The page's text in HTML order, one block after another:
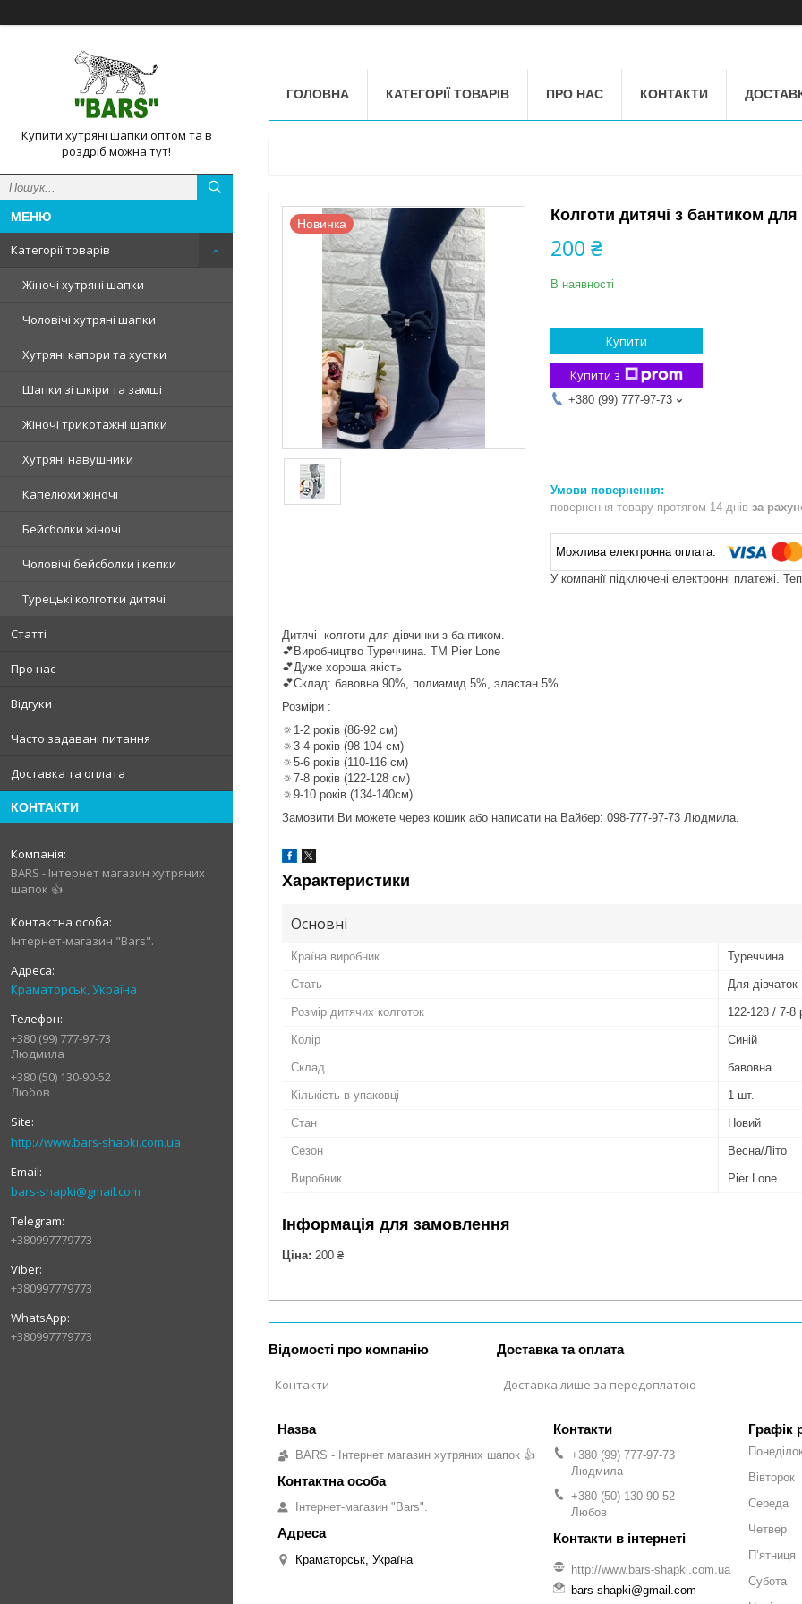
Купити хутряні шапки оптом та в
роздріб можна тут!
Категорії товарів
Жіночі хутряні шапки
Чоловічі хутряні шапки
Хутряні капори та хустки
Шапки зі шкіри та замші
Жіночі трикотажні шапки
Хутряні навушники
Капелюхи жіночі
Бейсболки жіночі
Чоловічі бейсболки і кепки
Турецькі колготки дитячі
Статті
Про нас
Відгуки
Часто задавані питання
Доставка та оплата
КОНТАКТИ
BARS - Інтернет магазин хутряних
шапок 👍
Інтернет-магазин "Bars".
Краматорськ, Україна
+380 (99) 777-97-73
Людмила
+380 (50) 130-90-52
Любов
http://www.bars-shapki.com.ua
bars-shapki@gmail.com
+380997779773
+380997779773
+380997779773
ГОЛОВНА КАТЕГОРІЇ ТОВАРІВ ПРО НАС КОНТАКТИ
Новинка Колготи дитячі з бантиком для
200 ₴
В наявності
Купити
Купити з
+380 (99) 777-97-73
повернення товару протягом 14 днів за
У компанії підключені електронні платежі.
Дитячі колготи для дівчинки з бантиком.
💕Виробництво Туреччина. ТМ Pier Lone
💕Дуже хороша якість
💕Склад: бавовна 90%, полиамид 5%, эластан 5%
Розміри :
🔅1-2 років (86-92 см)
🔅3-4 років (98-104 см)
🔅5-6 років (110-116 см)
🔅7-8 років (122-128 см)
🔅9-10 років (134-140см)
Замовити Ви можете через кошик або написати на Вайбер: 098-777-97-73 Людмила.
Характеристики
Основні
Країна виробник Туреччина
Стать Для дівчаток
Розмір дитячих колготок 122-128 / 7-8
Колір Синій
Склад бавовна
Кількість в упаковці 1 шт.
Стан Новий
Сезон Весна/Літо
Виробник Pier Lone
Інформація для замовлення
Ціна: 200 ₴
Відомості про компанію
Контакти
Доставка та оплата
Доставка лише за передоплатою
BARS - Інтернет магазин хутряних шапок 👍
Інтернет-магазин "Bars".
Краматорськ, Україна
+380 (99) 777-97-73
Людмила
+380 (50) 130-90-52
Любов
http://www.bars-shapki.com.ua
bars-shapki@gmail.com
Графік
Вівторок
Середа
Четвер
Пʼятниця
Субота